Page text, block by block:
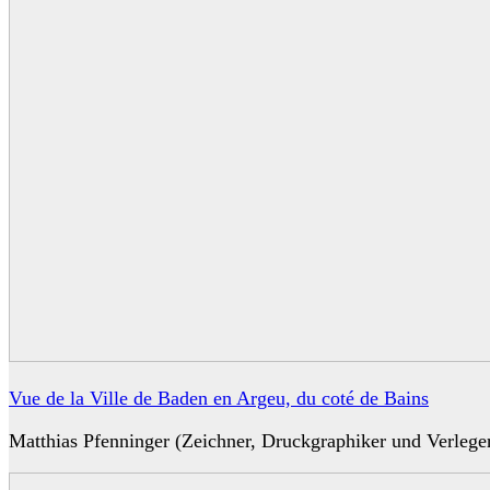
Vue de la Ville de Baden en Argeu, du coté de Bains
Matthias Pfenninger (Zeichner, Druckgraphiker und